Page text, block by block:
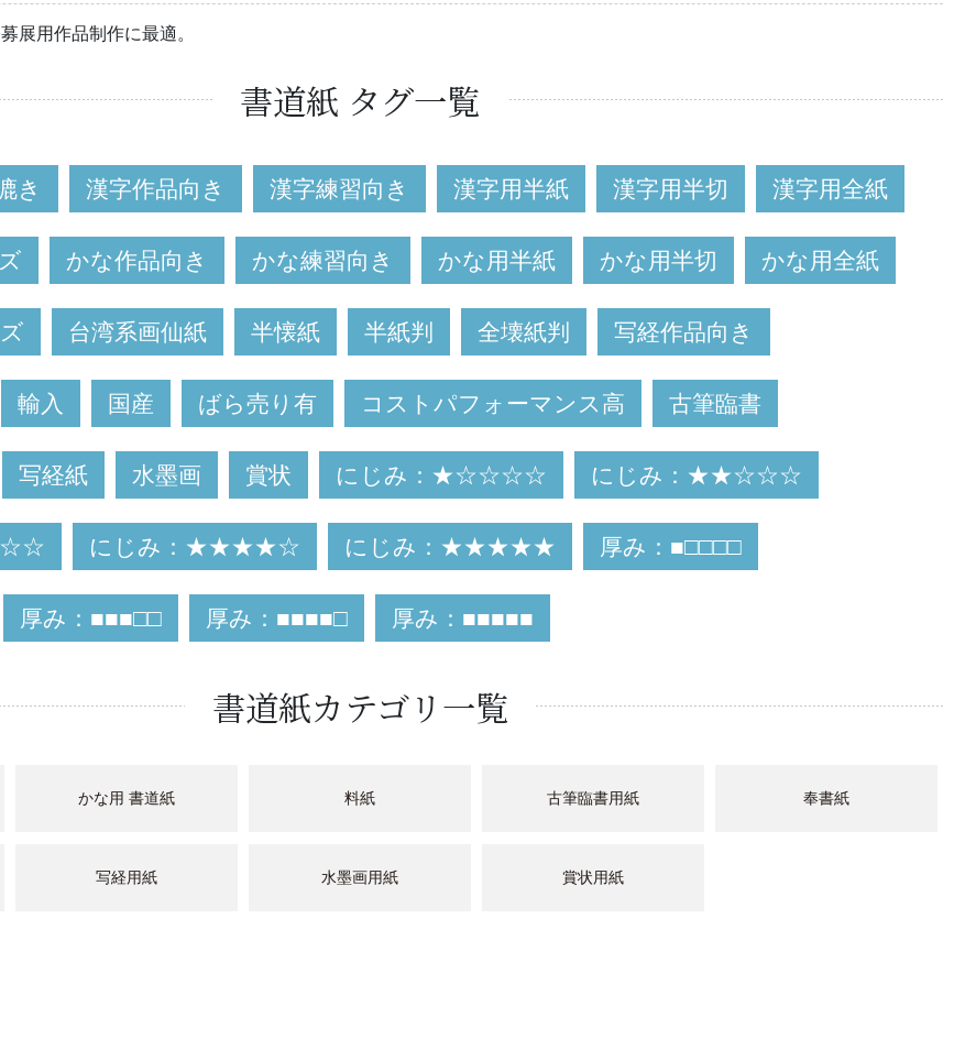
展用作品制作に最適。
書道紙 タグ一覧
き 漢字作品向き 漢字練習向き 漢字用半紙 漢字用半切 漢字用全紙
かな作品向き かな練習向き かな用半紙 かな用半切 かな用全紙
台湾系画仙紙 半懐紙 半紙判 全壊紙判 写経作品向き
輸入 国産 ばら売り有 コストパフォーマンス高 古筆臨書
写経紙 水墨画 賞状 にじみ：★☆☆☆☆ にじみ：★★☆☆☆
にじみ：★★★★☆ にじみ：★★★★★ 厚み：■□□□□
厚み：■■■□□ 厚み：■■■■□ 厚み：■■■■■
書道紙カテゴリ一覧
かな用 書道紙 料紙 古筆臨書用紙 奉書紙
写経用紙 水墨画用紙 賞状用紙